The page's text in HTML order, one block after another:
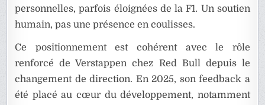
personnelles, parfois éloignées de la F1. Un soutien
humain, pas une présence en coulisses.
Ce positionnement est cohérent avec le rôle
renforcé de Verstappen chez Red Bull depuis le
changement de direction. En 2025, son feedback a
été placé au cœur du développement, notamment